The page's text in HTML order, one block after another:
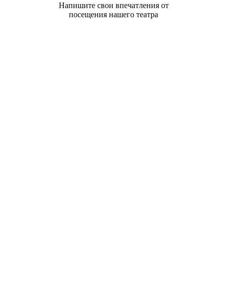
Напишите свои впечатления от
посещения нашего театра